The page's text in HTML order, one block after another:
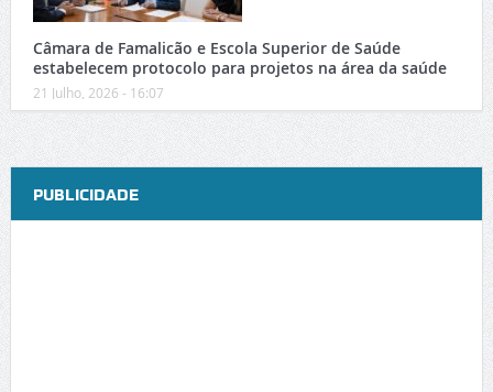
Câmara de Famalicão e Escola Superior de Saúde
estabelecem protocolo para projetos na área da saúde
21 Julho, 2026 - 16:07
PUBLICIDADE